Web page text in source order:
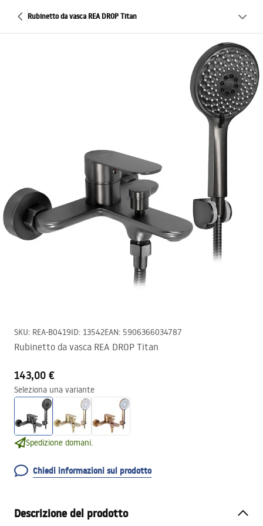
Rubinetto da vasca REA DROP Titan
SKU: REA-B0419ID: 13542EAN: 5906366034787
Rubinetto da vasca REA DROP Titan
143,00 €
Seleziona una variante
Spedizione domani.
Chiedi informazioni sul prodotto
Descrizione del prodotto